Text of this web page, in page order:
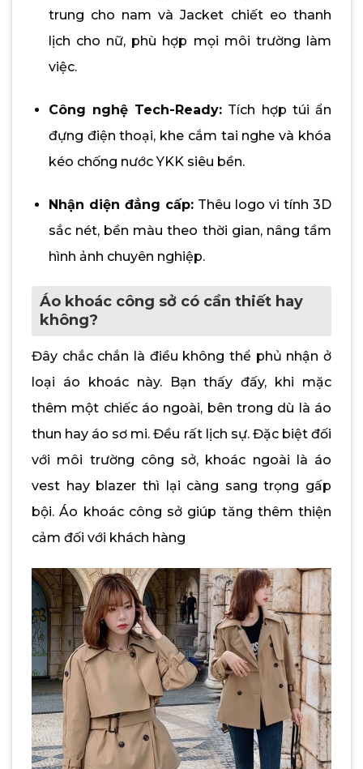
trung cho nam và Jacket chiết eo thanh
lịch cho nữ, phù hợp mọi môi trường làm
việc.
Công nghệ Tech-Ready: Tích hợp túi ẩn
đựng điện thoại, khe cắm tai nghe và khóa
kéo chống nước YKK siêu bền.
Nhận diện đẳng cấp:Thêu logo vi tính 3D
sắc nét, bền màu theo thời gian, nâng tầm
hình ảnh chuyên nghiệp.
Áo khoác công sở có cần thiết hay
không?
Đây chắc chắn là điều không thể phủ nhận ở
loại áo khoác này. Bạn thấy đấy, khi mặc
thêm một chiếc áo ngoài, bên trong dù là áo
thun hay áo sơ mi. Đều rất lịch sự. Đặc biệt đối
với môi trường công sở, khoác ngoài là áo
vest hay blazer thì lại càng sang trọng gấp
bội. Áo khoác công sở giúp tăng thêm thiện
cảm đối với khách hàng